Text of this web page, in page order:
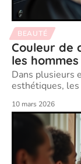
BEAUTÉ
Couleur de
les
Dans plusieurs
esthétiques,
10 mars 2026